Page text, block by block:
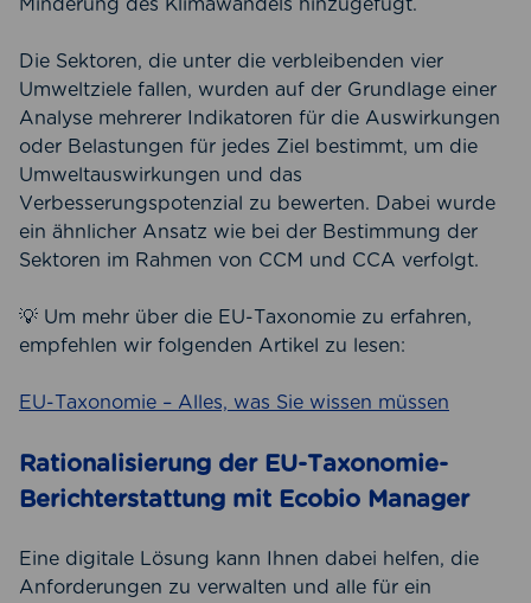
Die Sektoren, die unter die verbleibenden vier
Umweltziele fallen, wurden auf der Grundlage einer
Analyse mehrerer Indikatoren für die Auswirkungen
oder Belastungen für jedes Ziel bestimmt, um die
Umweltauswirkungen und das
Verbesserungspotenzial zu bewerten. Dabei wurde
ein ähnlicher Ansatz wie bei der Bestimmung der
Sektoren im Rahmen von CCM und CCA verfolgt.
💡 Um mehr über die EU-Taxonomie zu erfahren,
empfehlen wir folgenden Artikel zu lesen:
EU-Taxonomie – Alles, was Sie wissen müssen
Rationalisierung der EU-Taxonomie-
Berichterstattung mit Ecobio Manager
Eine digitale Lösung kann Ihnen dabei helfen, die
Anforderungen zu verwalten und alle für ein